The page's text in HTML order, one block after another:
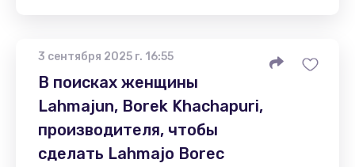
3 сентября 2025 г. 16:55
В поисках женщины
Lahmajun, Borek Khachapuri,
производителя, чтобы
сделать Lahmajo Borec